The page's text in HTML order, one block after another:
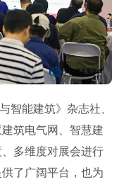
智能建筑》杂志社、
筑电气网、智慧建
多维度对展会进行
了广阔平台，也为